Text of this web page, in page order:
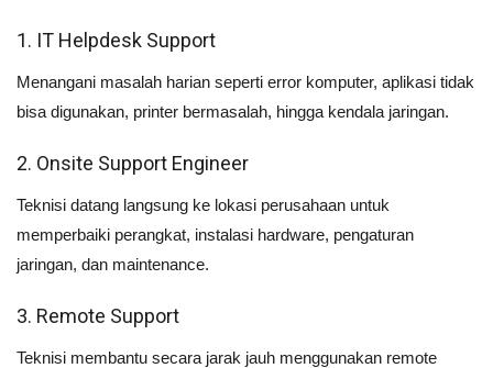
1. IT Helpdesk Support
Menangani masalah harian seperti error komputer, aplikasi tidak
bisa digunakan, printer bermasalah, hingga kendala jaringan.
2. Onsite Support Engineer
Teknisi datang langsung ke lokasi perusahaan untuk
memperbaiki perangkat, instalasi hardware, pengaturan
jaringan, dan maintenance.
3. Remote Support
Teknisi membantu secara jarak jauh menggunakan remote